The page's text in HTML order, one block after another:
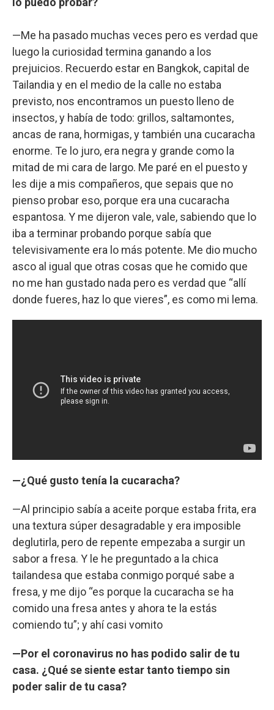
—Me ha pasado muchas veces pero es verdad que
luego la curiosidad termina ganando a los
prejuicios. Recuerdo estar en Bangkok, capital de
Tailandia y en el medio de la calle no estaba
previsto, nos encontramos un puesto lleno de
insectos, y había de todo: grillos, saltamontes,
ancas de rana, hormigas, y también una cucaracha
enorme. Te lo juro, era negra y grande como la
mitad de mi cara de largo. Me paré en el puesto y
les dije a mis compañeros, que sepais que no
pienso probar eso, porque era una cucaracha
espantosa. Y me dijeron vale, vale, sabiendo que lo
iba a terminar probando porque sabía que
televisivamente era lo más potente. Me dio mucho
asco al igual que otras cosas que he comido que
no me han gustado nada pero es verdad que “allí
donde fueres, haz lo que vieres”, es como mi lema.
—¿Qué gusto tenía la cucaracha?
—Al principio sabía a aceite porque estaba frita, era
una textura súper desagradable y era imposible
deglutirla, pero de repente empezaba a surgir un
sabor a fresa. Y le he preguntado a la chica
tailandesa que estaba conmigo porqué sabe a
fresa, y me dijo “es porque la cucaracha se ha
comido una fresa antes y ahora te la estás
comiendo tu”; y ahí casi vomito
—Por el coronavirus no has podido salir de tu
casa. ¿Qué se siente estar tanto tiempo sin
poder salir de tu casa?